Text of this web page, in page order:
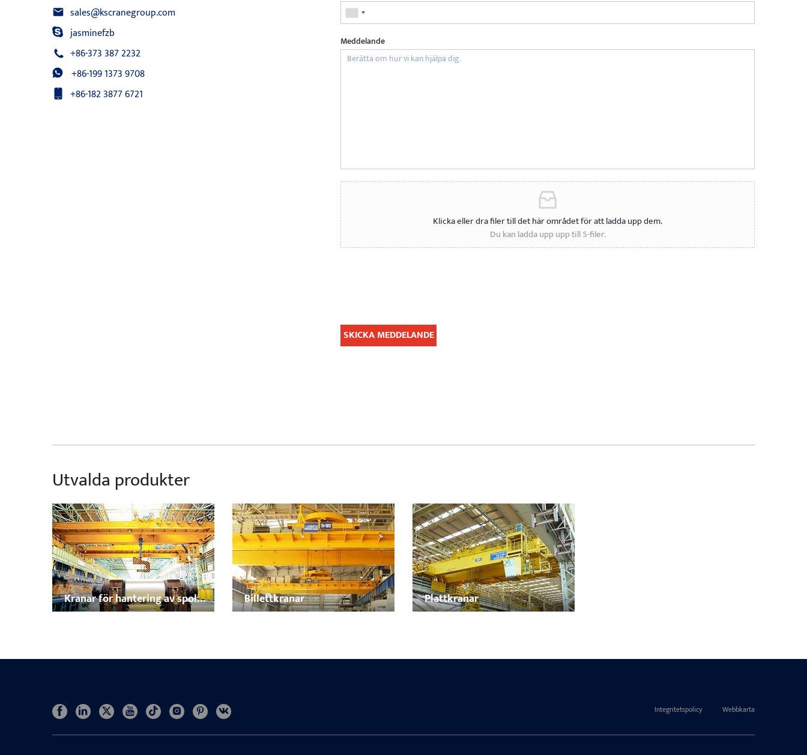
sales@kscranegroup.com
jasminefzb
+86-373 387 2232
+86-199 1373 9708
+86-182 3877 6721
Meddelande
Klicka eller dra filer till det här området för att ladda upp dem.
Du kan ladda upp upp till 5-filer.
SKICKA MEDDELANDE
Utvalda produkter
Kranar för hantering av spole,
stång och plattor
Billettkranar Plattkranar
Integritetspolicy Webbkarta